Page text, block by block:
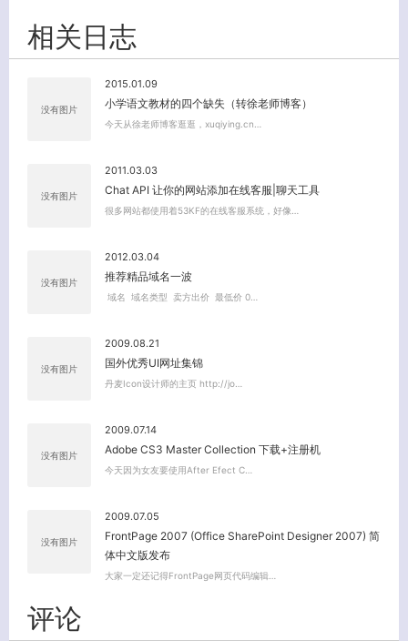
相关日志
没有图片
2015.01.09
小学语文教材的四个缺失（转徐老师博客）
今天从徐老师博客逛逛，xuqiying.cn…
没有图片
2011.03.03
Chat API 让你的网站添加在线客服|聊天工具
很多网站都使用着53KF的在线客服系统，好像…
没有图片
2012.03.04
推荐精品域名一波
域名 域名类型 卖方出价 最低价 0…
没有图片
2009.08.21
国外优秀UI网址集锦
丹麦Icon设计师的主页 http://jo…
没有图片
2009.07.14
Adobe CS3 Master Collection 下载+注册机
今天因为女友要使用After Efect C…
没有图片
2009.07.05
FrontPage 2007 (Office SharePoint Designer 2007) 简
体中文版发布
大家一定还记得FrontPage网页代码编辑…
评论